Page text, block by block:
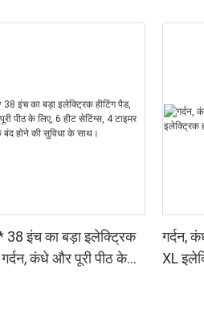
38 इंच का बड़ा इलेक्ट्रिक
गर्दन, कंधे और पूरी पीठ के
गर्दन,
XL